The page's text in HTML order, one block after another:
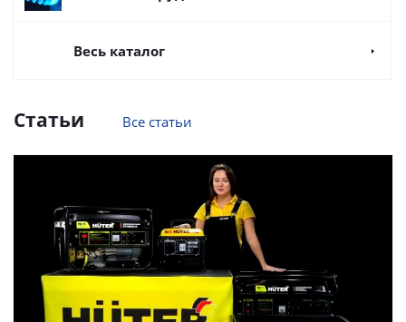
Весь каталог
Статьи Все статьи